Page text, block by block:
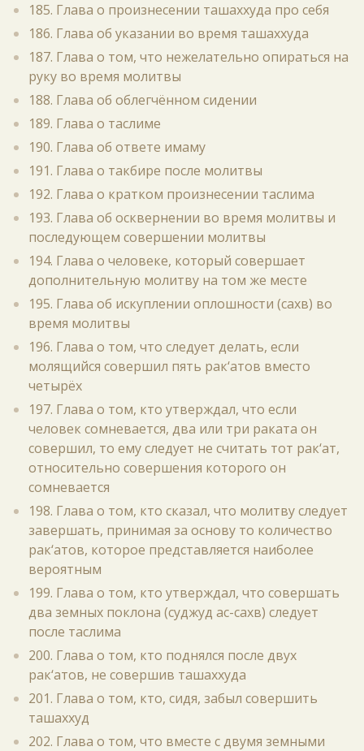
185. Глава о произнесении ташаххуда про себя
186. Глава об указании во время ташаххуда
187. Глава о том, что нежелательно опираться на
руку во время молитвы
188. Глава об облегчённом сидении
189. Глава о таслиме
190. Глава об ответе имаму
191. Глава о такбире после молитвы
192. Глава о кратком произнесении таслима
193. Глава об осквернении во время молитвы и
последующем совершении молитвы
194. Глава о человеке, который совершает
дополнительную молитву на том же месте
195. Глава об искуплении оплошности (сахв) во
время молитвы
196. Глава о том, что следует делать, если
молящийся совершил пять рак‘атов вместо
четырёх
197. Глава о том, кто утверждал, что если
человек сомневается, два или три раката он
совершил, то ему следует не считать тот рак‘ат,
относительно совершения которого он
сомневается
198. Глава о том, кто сказал, что молитву следует
завершать, принимая за основу то количество
рак‘атов, которое представляется наиболее
вероятным
199. Глава о том, кто утверждал, что совершать
два земных поклона (суджуд ас-сахв) следует
после таслима
200. Глава о том, кто поднялся после двух
рак‘атов, не совершив ташаххуда
201. Глава о том, кто, сидя, забыл совершить
ташаххуд
202. Глава о том, что вместе с двумя земными